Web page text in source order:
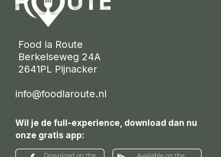
Food la Route
Berkelseweg 24A
2641PL Pijnacker
info@foodlaroute.nl
Wil je de full-experience, download dan nu
onze gratis app: